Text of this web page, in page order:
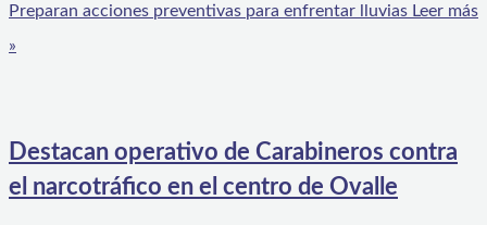
Preparan acciones preventivas para enfrentar lluvias Leer más
»
Destacan operativo de Carabineros contra
el narcotráfico en el centro de Ovalle